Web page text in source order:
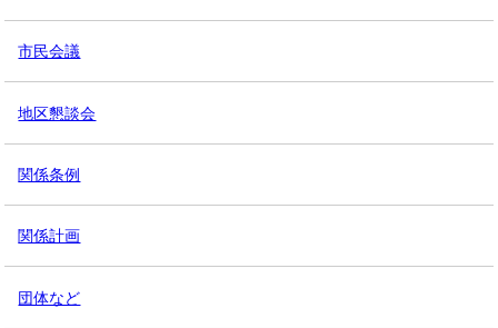
市民会議
地区懇談会
関係条例
関係計画
団体など